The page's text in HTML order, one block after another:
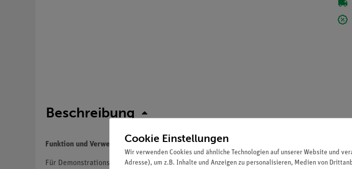
Beschreibung
Funktion und Verwendung
Für Demonstrationsversuche zur Elektrik.
Cookie Einstellungen
Wir verwenden Cookies und ähnliche Technologien auf unserer Website und
Adresse), um z.B. Inhalte und Anzeigen zu personalisieren, Medien von